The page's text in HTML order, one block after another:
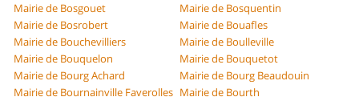
Mairie de Bosgouet
Mairie de Bosquentin
Mairie de Bosrobert
Mairie de Bouafles
Mairie de Bouchevilliers
Mairie de Boulleville
Mairie de Bouquelon
Mairie de Bouquetot
Mairie de Bourg Achard
Mairie de Bourg Beaudouin
Mairie de Bournainville Faverolles Mairie de Bourth